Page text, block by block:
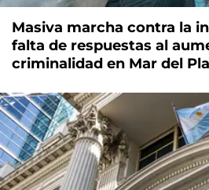
Masiva marcha contra la
falta de respuestas al
criminalidad en Mar del